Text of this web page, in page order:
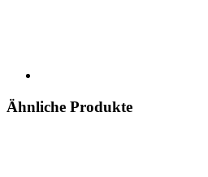
Ähnliche Produkte